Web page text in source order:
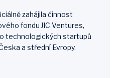
zahájila činnost
fondu JIC Ventures,
technologických startupů
a střední Evropy.